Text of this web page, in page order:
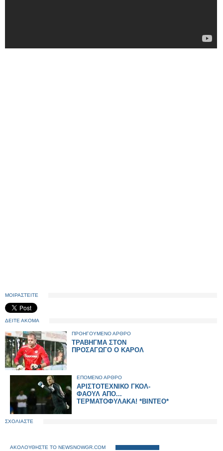
ΜΟΙΡΑΣΤΕΙΤΕ
ΔΕΙΤΕ ΑΚΟΜΑ
ΠΡΟΗΓΟΥΜΕΝΟ ΑΡΘΡΟ
ΤΡΑΒΗΓΜΑ ΣΤΟΝ
ΠΡΟΣΑΓΩΓΟ Ο ΚΑΡΟΛ
ΕΠΟΜΕΝΟ ΑΡΘΡΟ
ΑΡΙΣΤΟΤΕΧΝΙΚΟ ΓΚΟΛ-
ΦΑΟΥΛ ΑΠΟ...
ΤΕΡΜΑΤΟΦΥΛΑΚΑ! *ΒΙΝΤΕΟ*
ΣΧΟΛΙΑΣΤΕ
ΑΚΟΛΟΥΘΗΣΤΕ ΤΟ NEWSNOWGR.COM